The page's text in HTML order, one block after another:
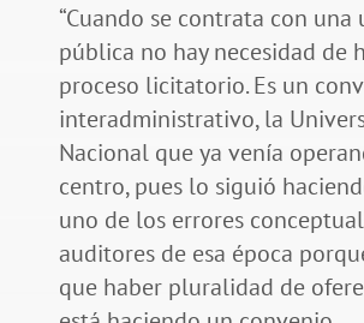
“Cuando se contrata con una
pública no hay necesidad de
proceso licitatorio. Es un
interadministrativo, la
Nacional que ya venía
centro, pues lo siguió
uno de los errores
auditores de esa época
que haber pluralidad de